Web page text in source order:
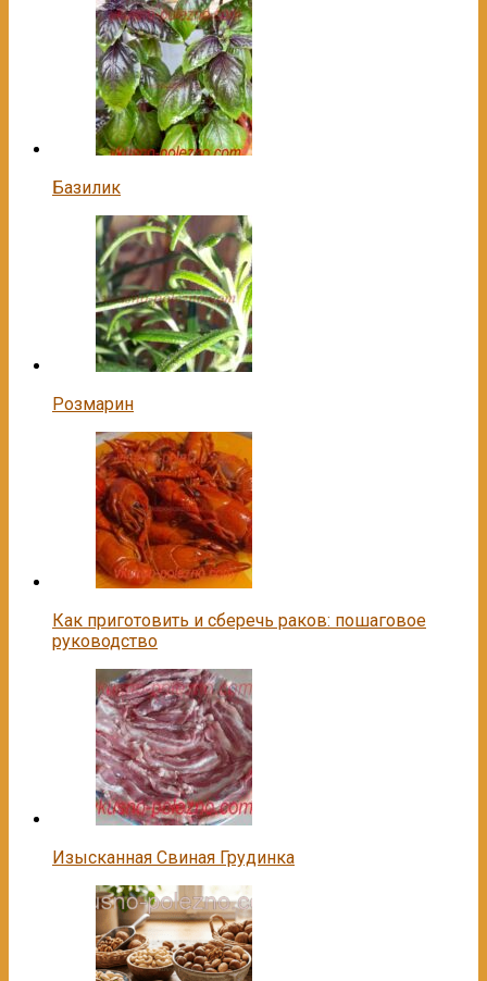
Базилик
Розмарин
Как приготовить и сберечь раков: пошаговое
руководство
Изысканная Свиная Грудинка